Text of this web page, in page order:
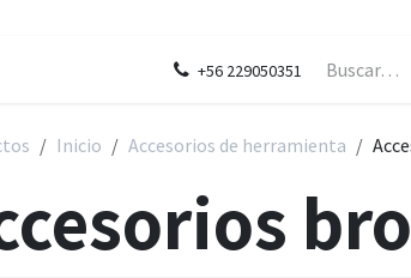
Legal+56 229050351
Inicio Accesorios de herramienta